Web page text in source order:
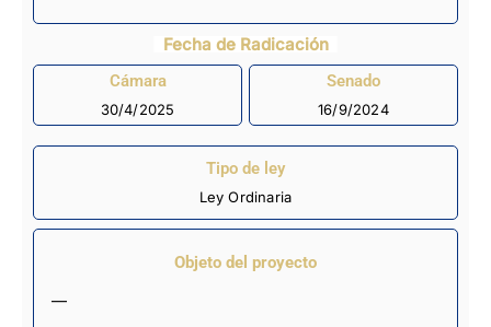
Fecha de Radicación
Cámara
30/4/2025
Senado
16/9/2024
Tipo de ley
Ley Ordinaria
Objeto del proyecto
—